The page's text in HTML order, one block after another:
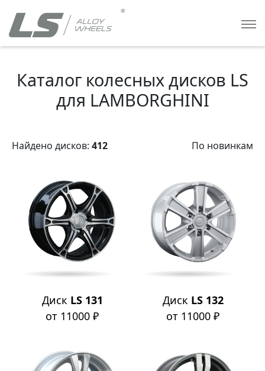
Каталог колесных дисков LS
для LAMBORGHINI
Найдено дисков: 412 По новинкам
Диск LS 131
от 11000 ₽
Диск LS 132
от 11000 ₽